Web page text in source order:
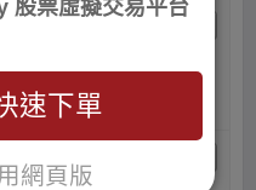
的小資
股票虛擬交易平台
速下單
網頁版